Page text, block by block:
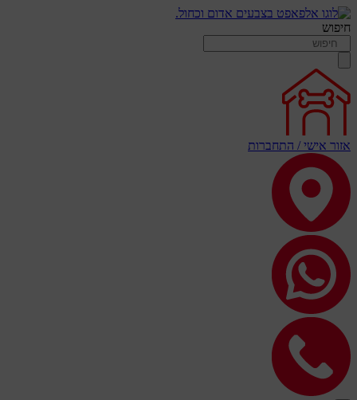
חיפוש
אזור אישי / התחברות